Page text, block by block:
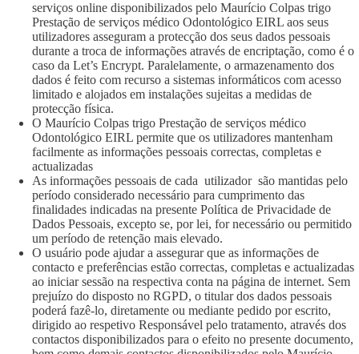
serviços online disponibilizados pelo Maurício Colpas trigo
Prestação de serviços médico Odontológico EIRL aos seus
utilizadores asseguram a protecção dos seus dados pessoais
durante a troca de informações através de encriptação, como é o
caso da Let’s Encrypt. Paralelamente, o armazenamento dos
dados é feito com recurso a sistemas informáticos com acesso
limitado e alojados em instalações sujeitas a medidas de
protecção física.
O Maurício Colpas trigo Prestação de serviços médico
Odontológico EIRL permite que os utilizadores mantenham
facilmente as informações pessoais correctas, completas e
actualizadas
As informações pessoais de cada utilizador são mantidas pelo
período considerado necessário para cumprimento das
finalidades indicadas na presente Política de Privacidade de
Dados Pessoais, excepto se, por lei, for necessário ou permitido
um período de retenção mais elevado.
O usuário pode ajudar a assegurar que as informações de
contacto e preferências estão correctas, completas e actualizadas
ao iniciar sessão na respectiva conta na página de internet. Sem
prejuízo do disposto no RGPD, o titular dos dados pessoais
poderá fazê-lo, diretamente ou mediante pedido por escrito,
dirigido ao respetivo Responsável pelo tratamento, através dos
contactos disponibilizados para o efeito no presente documento,